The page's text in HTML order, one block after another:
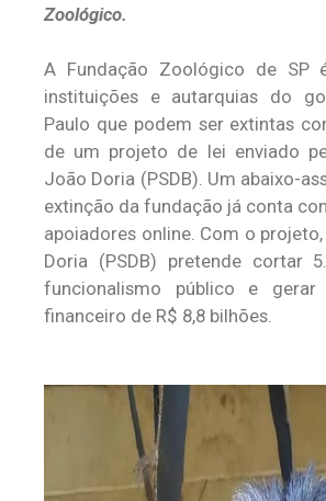
Zoológico.
A Fundação Zoológico de SP
instituições e autarquias do
Paulo que podem ser extintas
de um projeto de lei enviado
João Doria (PSDB). Um abaixo-
extinção da fundação já conta
apoiadores online. Com o
Doria (PSDB) pretende cortar
funcionalismo público e gerar
financeiro de R$ 8,8 bilhões.